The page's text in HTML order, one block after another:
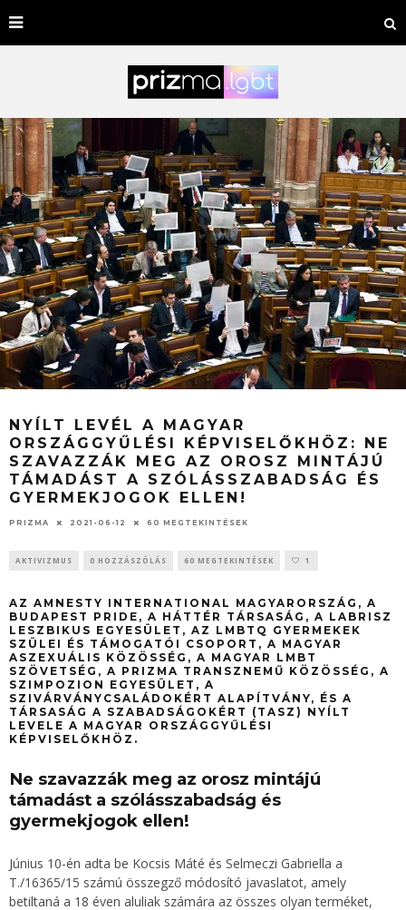
NYÍLT LEVÉL A MAGYAR
ORSZÁGGYŰLÉSI KÉPVISELŐKHÖZ: NE
SZAVAZZÁK MEG AZ OROSZ MINTÁJÚ
TÁMADÁST A SZÓLÁSSZABADSÁG ÉS
GYERMEKJOGOK ELLEN!
PRIZMA 2021-06-12 60 MEGTEKINTÉSEK
AKTIVIZMUS 0 HOZZÁSZÓLÁS 60 MEGTEKINTÉSEK 1
AZ AMNESTY INTERNATIONAL MAGYARORSZÁG, A
BUDAPEST PRIDE, A HÁTTÉR TÁRSASÁG, A LABRISZ
LESZBIKUS EGYESÜLET, AZ LMBTQ GYERMEKEK
SZÜLEI ÉS TÁMOGATÓI CSOPORT, A MAGYAR
ASZEXUÁLIS KÖZÖSSÉG, A MAGYAR LMBT
SZÖVETSÉG, A PRIZMA TRANSZNEMŰ KÖZÖSSÉG, A
SZIMPOZION EGYESÜLET, A
SZIVÁRVÁNYCSALÁDOKÉRT ALAPÍTVÁNY, ÉS A
TÁRSASÁG A SZABADSÁGOKÉRT (TASZ) NYÍLT
LEVELE A MAGYAR ORSZÁGGYŰLÉSI
KÉPVISELŐKHÖZ.
Ne szavazzák meg az orosz mintájú
támadást a szólásszabadság és
gyermekjogok ellen!
Június 10-én adta be Kocsis Máté és Selmeczi Gabriella a
T./16365/15 számú összegző módosító javaslatot, amely
betiltaná a 18 éven aluliak számára az összes olyan terméket,